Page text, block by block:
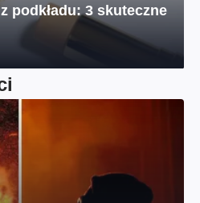
podkładu: 3 skuteczne